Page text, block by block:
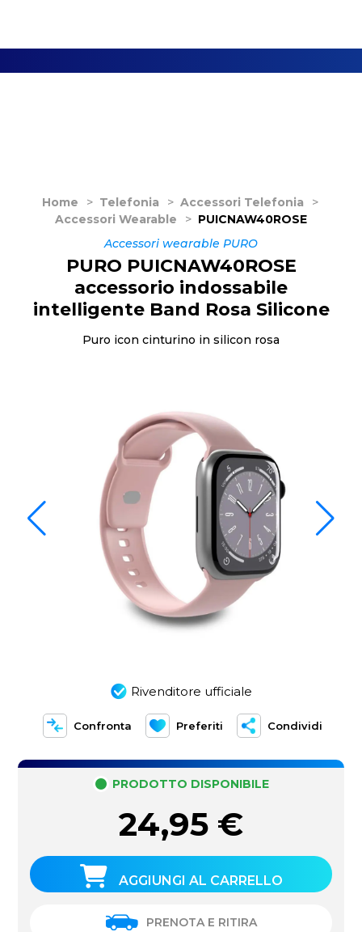
Home > Telefonia > Accessori Telefonia
>
Accessori Wearable
> PUICNAW40ROSE
Accessori wearable PURO
Rivenditore ufficiale
Confronta Preferiti Condividi
PURO PUICNAW40ROSE
accessorio indossabile
intelligente Band Rosa Silicone
Puro icon cinturino in silicon rosa
PRODOTTO DISPONIBILE
24,95 €
AGGIUNGI AL CARRELLO
PRENOTA E RITIRA